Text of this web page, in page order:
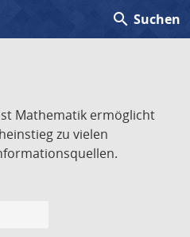
search Suchen
Mathematik ermöglicht
zu vielen